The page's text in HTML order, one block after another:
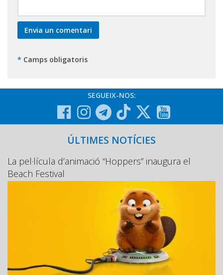
* Camps obligatoris
SEGUEIX-NOS:
ÚLTIMES NOTÍCIES
La pel·lícula d’animació “Hoppers” inaugura el
Beach Festival